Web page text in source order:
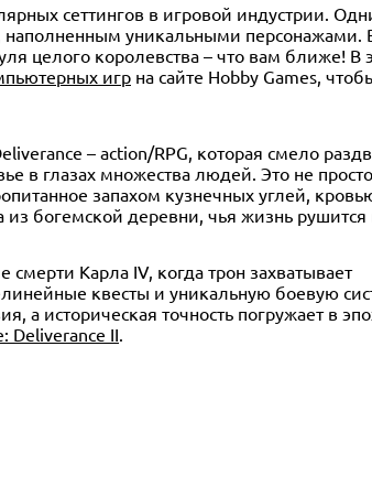
сеттингов в игровой индустрии.
уникальными персонажами.
целого королевства – что вам
игр на сайте Hobby Games,
– action/RPG, которая смело
в глазах множества людей. Это не просто
запахом кузнечных углей,
из богемской деревни, чья жизнь рушится
Карла IV, когда трон захватывает
квесты и уникальную боевую
а историческая точность погружает в
Deliverance II